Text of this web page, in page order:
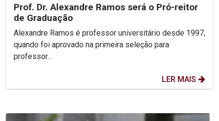
Prof. Dr. Alexandre Ramos será o Pró-reitor
de Graduação
Alexandre Ramos é professor universitário desde 1997,
quando foi aprovado na primeira seleção para
professor...
LER MAIS